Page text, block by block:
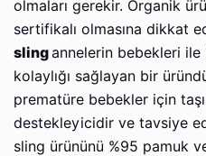
olmaları gerekir. Organik
sertifikalı olmasına dikkat
slingannelerin bebekleri ile
kolaylığı sağlayan bir
prematüre bebekler için
destekleyicidir ve tavsiye
sling ürününü %95 pamuk